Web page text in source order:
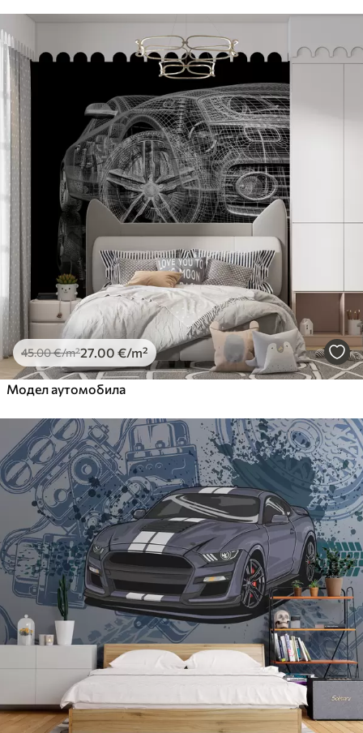
45.00€/m²27 .00 €/m²
Модел аутомобила